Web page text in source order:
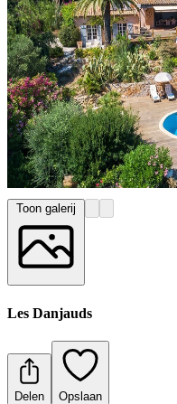
Les Danjauds
Delen Opslaan